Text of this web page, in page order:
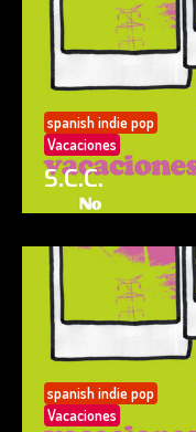
spanish indie pop
Vacaciones
S.C.C.
spanish indie pop
Vacaciones